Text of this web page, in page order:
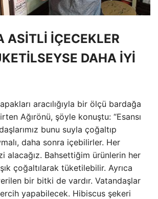
ASİTLİ İÇECEKLER
DAHA İYİ
aracılığıyla bir ölçü bardağa
Ağırönü, şöyle konuştu: “Esansı
bunu suyla çoğaltıp
daha sonra içebilirler. Her
alacağız. Bahsettiğim ürünlerin her
çoğaltılarak tüketilebilir. Ayrıca
bir bitki de vardır. Vatandaşlar
yapabilecek. Hibiscus şekeri